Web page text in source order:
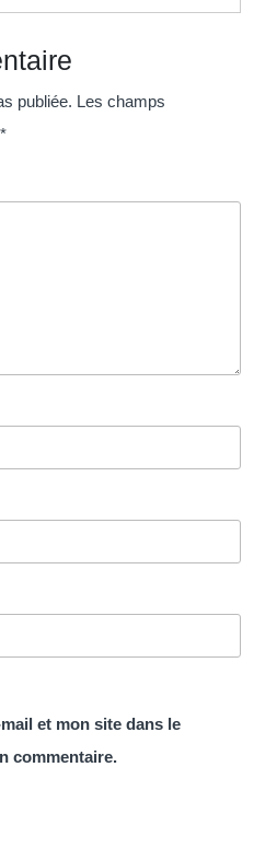
publiée. Les champs
*
et mon site dans le
commentaire.